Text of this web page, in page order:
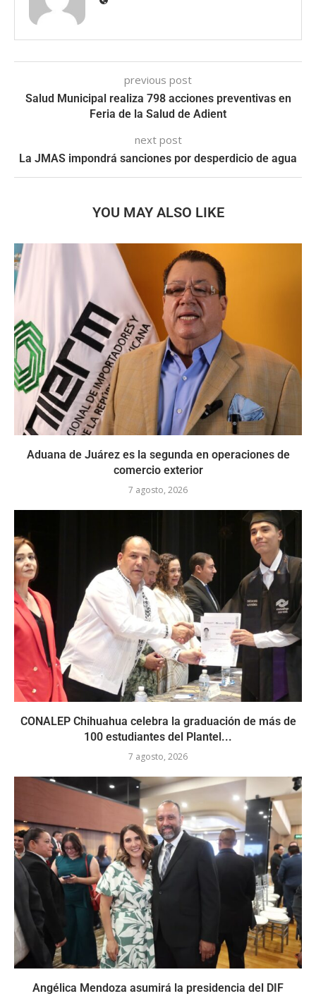
previous post
Salud Municipal realiza 798 acciones preventivas en
Feria de la Salud de Adient
next post
La JMAS impondrá sanciones por desperdicio de agua
YOU MAY ALSO LIKE
Aduana de Juárez es la segunda en operaciones de
comercio exterior
7 agosto, 2026
CONALEP Chihuahua celebra la graduación de más de
100 estudiantes del Plantel...
7 agosto, 2026
Angélica Mendoza asumirá la presidencia del DIF